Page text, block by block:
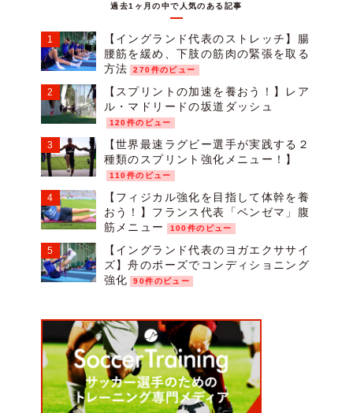
過去1ヶ月の中で人気のある記事
【イングランド代表のストレッチ】腸
腰筋を緩め、下肢の筋肉の緊張を取る
方法
270件のビュー
【スプリントの加速を養おう！】レア
ル・マドリードの坂道ダッシュ
120件のビュー
【世界最速ラグビー選手が実践する２
種類のスプリント強化メニュー！】
110件のビュー
【フィジカル強化を目指して体幹を養
おう！】フランス代表「ベンゼマ」腹
筋メニュー
100件のビュー
【イングランド代表のヨガエクササイ
ズ】舟のポーズでコンディショニング
強化
90件のビュー